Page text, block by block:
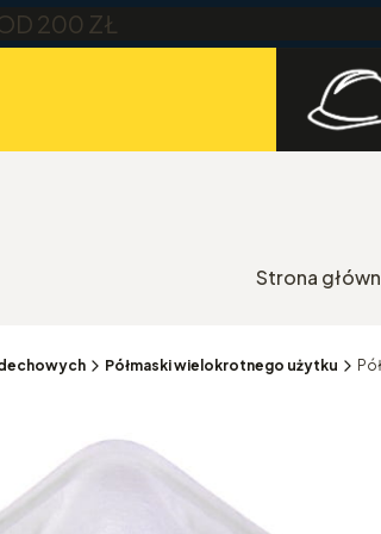
200 ZŁ
Strona
Półmaski wielokrotnego użytku